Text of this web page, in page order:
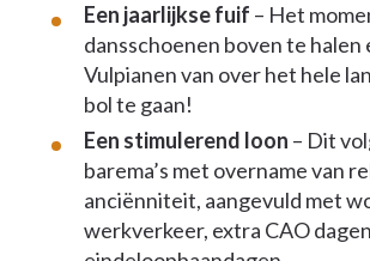
Een jaarlijkse fuif – Het
dansschoenen boven te halen
Vulpianen van over het hele
bol te gaan!
Een stimulerend loon – Dit
barema’s met overname van
anciënniteit, aangevuld met
werkverkeer, extra CAO